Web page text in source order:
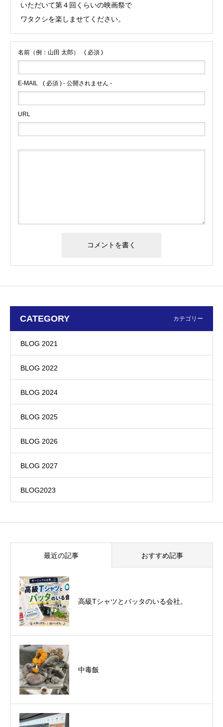
いただいて第４回くらいの映画祭で
ワタクシを楽しませてください。
名前（例：山田 太郎） ( 必須 )
E-MAIL ( 必須 ) - 公開されません -
URL
CATEGORY カテゴリー
BLOG 2021
BLOG 2022
BLOG 2024
BLOG 2025
BLOG 2026
BLOG 2027
BLOG2023
最近の記事 おすすめ記事
高級Tシャツとバッタのいる会社。
中毒飯
た！（秋保温泉）
オーミック2022年4月入社式